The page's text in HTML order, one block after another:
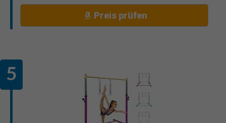
Preis prüfen